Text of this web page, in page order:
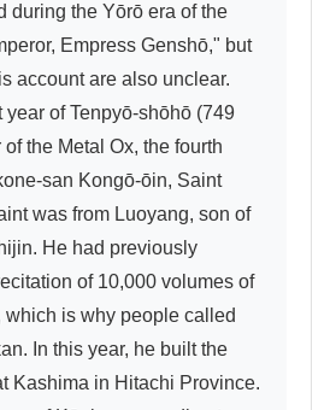
during the Yōrō era of the
Empress Genshō," but
account are also unclear.
year of Tenpyō-shōhō (749
the Metal Ox, the fourth
san Kongō-ōin, Saint
was from Luoyang, son of
He had previously
of 10,000 volumes of
which is why people called
In this year, he built the
Kashima in Hitachi Province.